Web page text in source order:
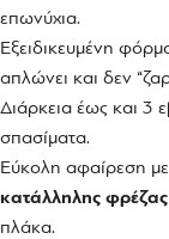
επωνύχια.
Εξειδικευμένη
απλώνει και δεν
Διάρκεια έως και 3
σπασίματα.
Εύκολη αφαίρεση με
κατάλληλης φρέζας
πλάκα.